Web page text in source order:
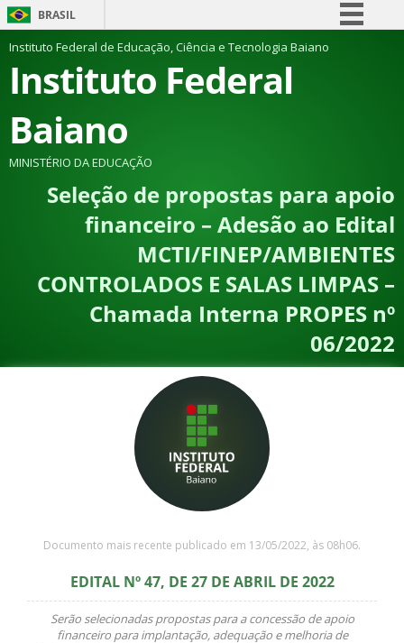
BRASIL
Simplifique!
Comunica BR
Canais
Instituto Federal de Educação, Ciência e Tecnologia Baiano
Instituto Federal
Baiano
MINISTÉRIO DA EDUCAÇÃO
Seleção de propostas para apoio
financeiro – Adesão ao Edital
MCTI/FINEP/AMBIENTES
CONTROLADOS E SALAS LIMPAS –
Chamada Interna PROPES nº
06/2022
Documento mais recente publicado em 13/05/2022, às 08h06.
EDITAL Nº 47, DE 27 DE ABRIL DE 2022
Serão selecionadas propostas para a concessão de apoio
financeiro para implantação, adequação e melhoria de